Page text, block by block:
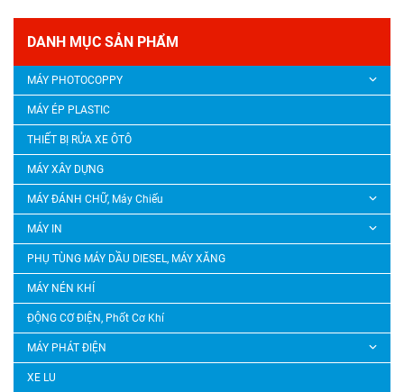
DANH MỤC SẢN PHẨM
MÁY PHOTOCOPPY
MÁY ÉP PLASTIC
THIẾT BỊ RỬA XE ÔTÔ
MÁY XÂY DỰNG
MÁY ĐÁNH CHỮ, Máy Chiếu
MÁY IN
PHỤ TÙNG MÁY DẦU DIESEL, MÁY XĂNG
MÁY NÉN KHÍ
ĐỘNG CƠ ĐIỆN, Phốt Cơ Khí
MÁY PHÁT ĐIỆN
XE LU